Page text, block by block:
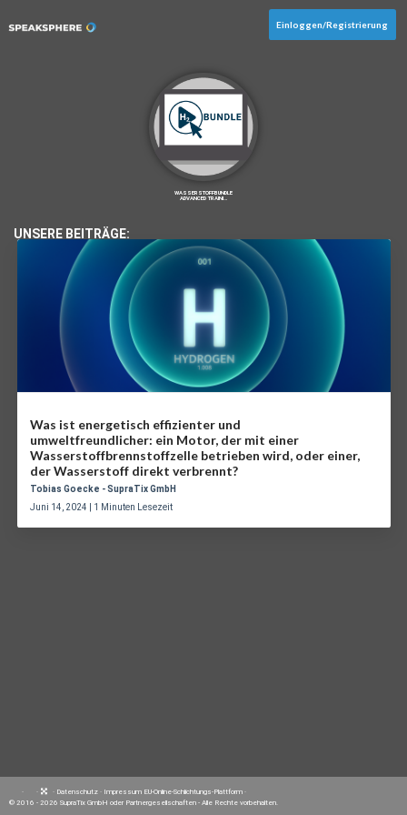
Einloggen/Registrierung
WASSERSTOFFBUNDLE
ADVANCED TRAINI…
UNSERE BEITRÄGE:
Was ist energetisch effizienter und
umweltfreundlicher: ein Motor, der mit einer
Wasserstoffbrennstoffzelle betrieben wird, oder einer,
der Wasserstoff direkt verbrennt?
Tobias Goecke - SupraTix GmbH
Juni 14, 2024 | 1 Minuten Lesezeit
· · · Datenschutz· Impressum EU-Online-Schlichtungs-Plattform·
© 2016 - 2026 SupraTix GmbH oder Partnergesellschaften - Alle Rechte vorbehalten.